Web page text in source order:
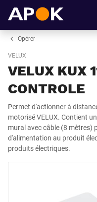
Opérer
VELUX
VELUX KUX
CONTROLE
Permet d'actionner à
motorisé VELUX. Contient
mural avec câble (8 mètres)
d'alimentation au produit
produits électriques.